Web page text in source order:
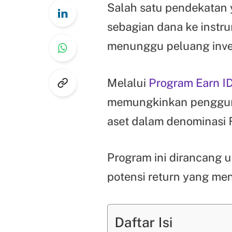
Salah satu pendekatan
sebagian dana ke
menunggu peluang
Melalui Program Earn
memungkinkan
aset dalam denominasi
Program ini dirancang
potensi return yang
Daftar Isi